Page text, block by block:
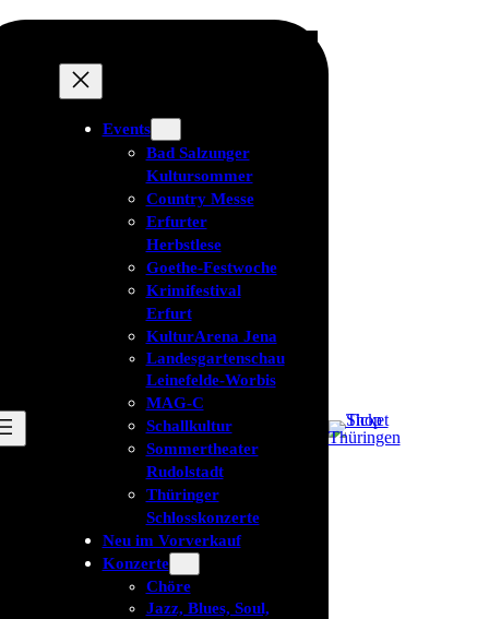
Events
Bad Salzunger
Kultursommer
Country Messe
Erfurter
Herbstlese
Goethe-Festwoche
Krimifestival
Erfurt
KulturArena Jena
Landesgartenschau
Leinefelde-Worbis
MAG-C
Schallkultur
Sommertheater
Rudolstadt
Thüringer
Schlosskonzerte
Neu im Vorverkauf
Konzerte
Chöre
Jazz, Blues, Soul,